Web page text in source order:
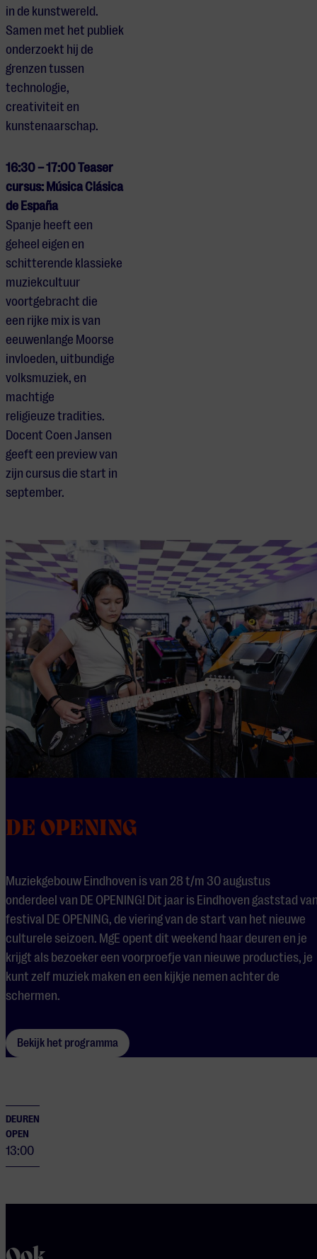
in de kunstwereld.
Samen met het publiek
onderzoekt hij de
grenzen tussen
technologie,
creativiteit en
kunstenaarschap.
16:30 – 17:00 Teaser
cursus: Música Clásica
de España
Spanje heeft een
geheel eigen en
schitterende klassieke
muziekcultuur
voortgebracht die
een rijke mix is van
eeuwenlange Moorse
invloeden, uitbundige
volksmuziek, en
machtige
religieuze tradities.
Docent Coen Jansen
geeft een preview van
zijn cursus die start in
september.
DE OPENING
Muziekgebouw Eindhoven is van 28 t/m 30 augustus
onderdeel van DE OPENING! Dit jaar is Eindhoven gaststad
festival DE OPENING, de viering van de start van het nieuwe
culturele seizoen. MgE opent dit weekend haar deuren en je
krijgt als bezoeker een voorproefje van nieuwe producties, je
kunt zelf muziek maken en een kijkje nemen achter de
schermen.
Bekijk het programma
DEUREN
OPEN
13:00